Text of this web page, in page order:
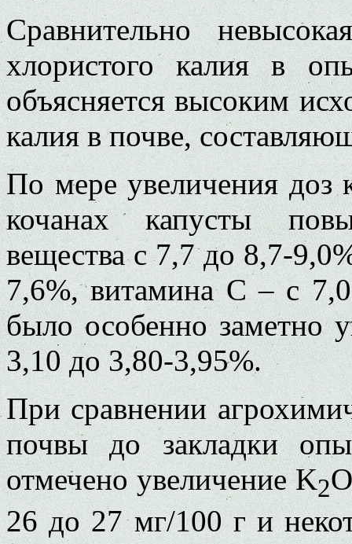
Сравнительно
хлористого калия в
объясняется высоким
калия в почве,
По мере увеличения доз
кочанах капусты
вещества с 7,7 до 8,7-
7,6%, витамина С – с
было особенно заметно
3,10 до 3,80-3,95%.
При сравнении
почвы до закладки
отмечено увеличение K2
26 до 27 мг/100 г и